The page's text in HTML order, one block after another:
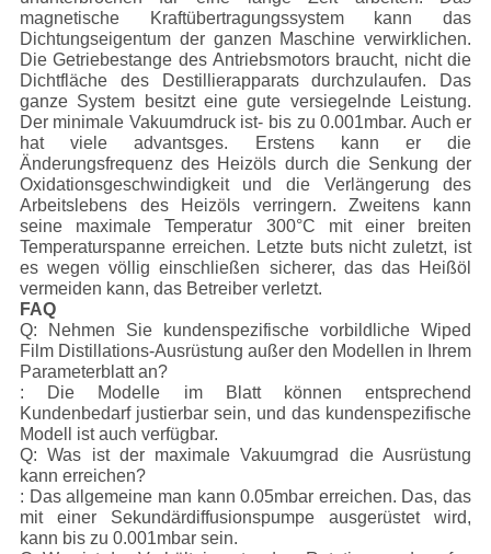
magnetische Kraftübertragungssystem kann das
Dichtungseigentum der ganzen Maschine verwirklichen.
Die Getriebestange des Antriebsmotors braucht, nicht die
Dichtfläche des Destillierapparats durchzulaufen. Das
ganze System besitzt eine gute versiegelnde Leistung.
Der minimale Vakuumdruck ist- bis zu 0.001mbar. Auch er
hat viele advantsges. Erstens kann er die
Änderungsfrequenz des Heizöls durch die Senkung der
Oxidationsgeschwindigkeit und die Verlängerung des
Arbeitslebens des Heizöls verringern. Zweitens kann
seine maximale Temperatur 300°C mit einer breiten
Temperaturspanne erreichen. Letzte buts nicht zuletzt, ist
es wegen völlig einschließen sicherer, das das Heißöl
vermeiden kann, das Betreiber verletzt.
FAQ
Q: Nehmen Sie kundenspezifische vorbildliche Wiped
Film Distillations-Ausrüstung außer den Modellen in Ihrem
Parameterblatt an?
: Die Modelle im Blatt können entsprechend
Kundenbedarf justierbar sein, und das kundenspezifische
Modell ist auch verfügbar.
Q: Was ist der maximale Vakuumgrad die Ausrüstung
kann erreichen?
: Das allgemeine man kann 0.05mbar erreichen. Das, das
mit einer Sekundärdiffusionspumpe ausgerüstet wird,
kann bis zu 0.001mbar sein.